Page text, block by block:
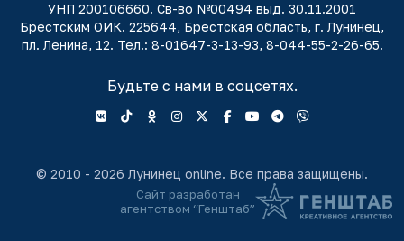
УНП 200106660. Св-во №00494 выд. 30.11.2001
Брестским ОИК. 225644, Брестская область, г. Лунинец,
пл. Ленина, 12. Тел.: 8-01647-3-13-93, 8-044-55-2-26-65.
Будьте с нами в соцсетях.
© 2010 - 2026 Лунинец online. Все права защищены.
Сайт разработан
агентством “Генштаб”